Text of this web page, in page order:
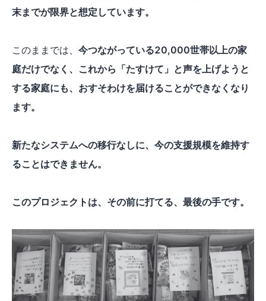
末までが限界と想定しています。
このままでは、 今つながっている20,000世帯以上の家
庭だけでなく、これから「たすけて」と声を上げようと
する家庭にも、おすそわけを届けることができなくなり
ます。
新たなシステムへの移行なしに、今の支援規模を維持す
ることはできません。
このプロジェクトは、その前に打てる、最後の手です。